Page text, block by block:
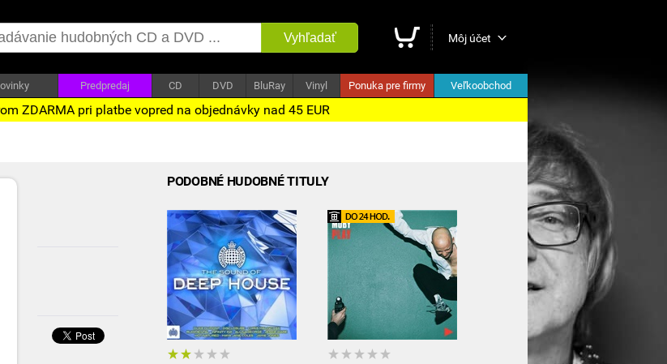
Vyhľadať Môj účet
Predpredaj CD DVD BluRay Vinyl Ponuka pre firmy Veľkoobchod
ZDARMA pri platbe vopred na objednávky nad 45 EUR
PODOBNÉ HUDOBNÉ TITULY